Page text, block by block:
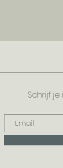
Schrijf